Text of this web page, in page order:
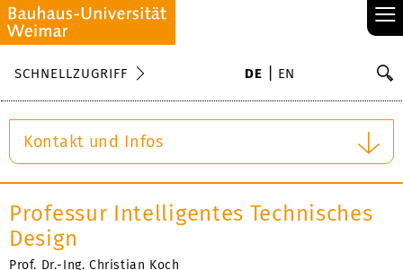
≡
SCHNELLZUGRIFF DE EN
Kontakt und Infos
Professur Intelligentes Technisches
Design
Prof. Dr.-Ing. Christian Koch